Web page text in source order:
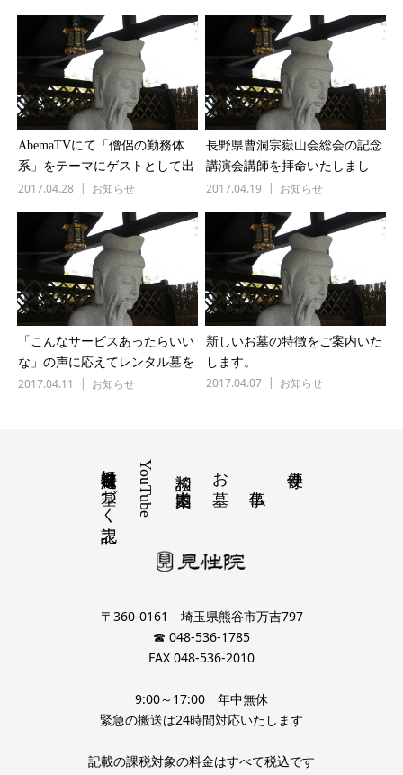
AbemaTVにて「僧侶の勤務体
系」をテーマにゲストとして出
演しました。
2017.04.28 お知らせ
長野県曹洞宗嶽山会総会の記念
講演会講師を拝命いたしまし
た。
2017.04.19 お知らせ
「こんなサービスあったらいい
な」の声に応えてレンタル墓を
始めました。
2017.04.11 お知らせ
新しいお墓の特徴をご案内いた
します。
2017.04.07 お知らせ
寺便り
お墓
YouTube
特定商取引法に基づく表記
〒360-0161 埼玉県熊谷市万吉797
☎ 048-536-1785
FAX 048-536-2010
9:00～17:00 年中無休
緊急の搬送は24時間対応いたします
記載の課税対象の料金はすべて税込です